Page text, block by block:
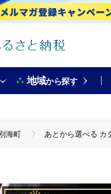
地域から探す
海町 あとから選べる カ